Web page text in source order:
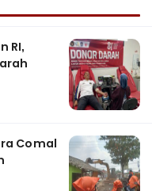
RI,
Comal